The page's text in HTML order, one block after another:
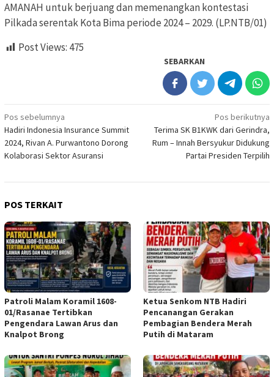
AMANAH untuk berjuang dan memenangkan kontestasi
Pilkada serentak Kota Bima periode 2024 – 2029. (LP.NTB/01)
Post Views: 475
SEBARKAN
Navigasi
pos
Pos sebelumnya
Hadiri Indonesia Insurance Summit
2024, Rivan A. Purwantono Dorong
Kolaborasi Sektor Asuransi
Pos berikutnya
Terima SK B1KWK dari Gerindra,
Rum – Innah Bersyukur Didukung
Partai Presiden Terpilih
POS TERKAIT
Patroli Malam Koramil 1608-
01/Rasanae Tertibkan
Pengendara Lawan Arus dan
Knalpot Brong
Ketua Senkom NTB Hadiri
Pencanangan Gerakan
Pembagian Bendera Merah
Putih di Mataram